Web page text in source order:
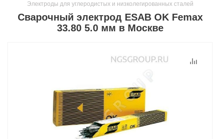
Электроды для углеродистых и низколегированных сталей
Сварочный электрод ESAB OK Femax
33.80 5.0 мм в Москве